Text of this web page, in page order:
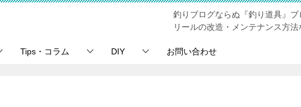
釣りブログならぬ『釣り道具』
リールの改造・メンテナンス方
Tips・コラム DIY お問い合わせ